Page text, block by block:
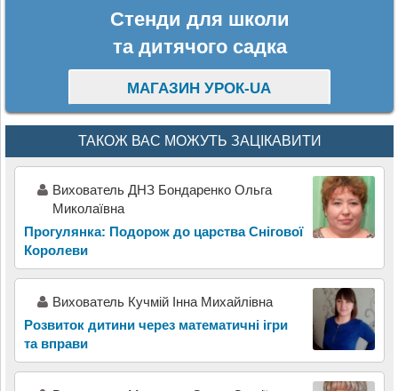
Стенди для школи
та дитячого садка
МАГАЗИН УРОК-UA
ТАКОЖ ВАС МОЖУТЬ ЗАЦІКАВИТИ
Вихователь ДНЗ Бондаренко Ольга
Миколаївна
Прогулянка: Подорож до царства Снігової
Королеви
Вихователь Кучмій Інна Михайлівна
Розвиток дитини через математичні ігри
та вправи